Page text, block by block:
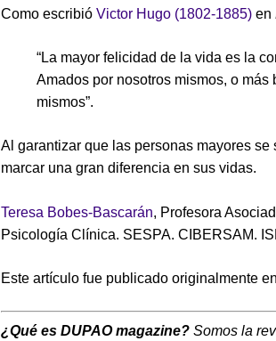
Como escribió Victor Hugo (1802-1885) en
“La mayor felicidad de la vida es la
Amados por nosotros mismos, o
mismos”.
Al garantizar que las personas mayores
marcar una gran diferencia en sus vidas.
Teresa Bobes-Bascarán, Profesora
Psicología Clínica. SESPA. CIBERSAM.
Este artículo fue publicado originalmente en
¿Qué es DUPAO magazine? Somos la